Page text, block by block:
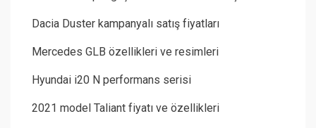
Dacia Duster kampanyalı satış fiyatları
Mercedes GLB özellikleri ve resimleri
Hyundai i20 N performans serisi
2021 model Taliant fiyatı ve özellikleri